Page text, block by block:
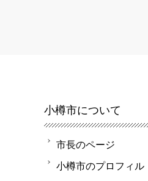
小樽市について
市長のページ
小樽市のプロフィル